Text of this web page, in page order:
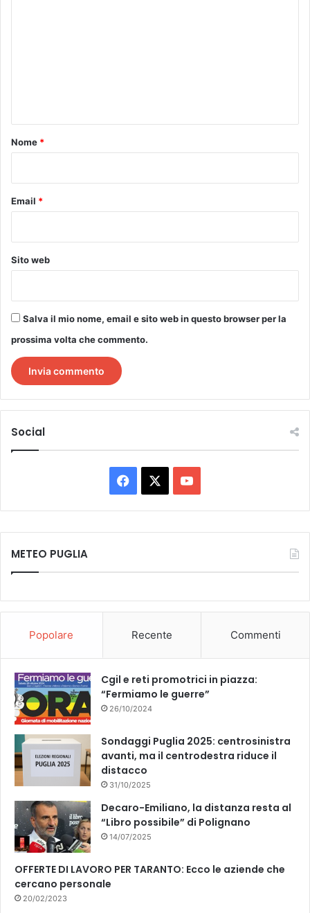
o
Nome *
Email *
Sito web
Salva il mio nome, email e sito web in questo browser per la
prossima volta che commento.
Social
Facebook You
Tube
METEO PUGLIA
Popolare Recente Commenti
Cgil e reti promotrici in piazza:
“Fermiamo le guerre”
26/10/2024
Sondaggi Puglia 2025: centrosinistra
avanti, ma il centrodestra riduce il
distacco
31/10/2025
Decaro-Emiliano, la distanza resta al
“Libro possibile” di Polignano
14/07/2025
OFFERTE DI LAVORO PER TARANTO: Ecco le aziende che
cercano personale
20/02/2023